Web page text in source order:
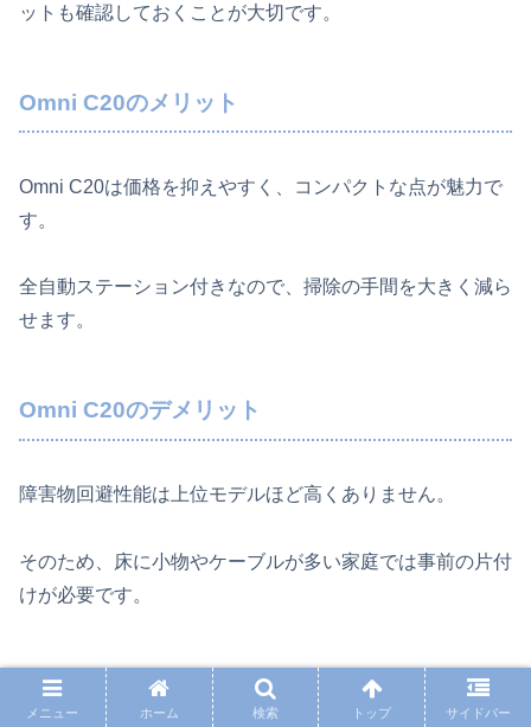
ットも確認しておくことが大切です。
Omni C20のメリット
Omni C20は価格を抑えやすく、コンパクトな点が魅力で
す。
全自動ステーション付きなので、掃除の手間を大きく減ら
せます。
Omni C20のデメリット
障害物回避性能は上位モデルほど高くありません。
そのため、床に小物やケーブルが多い家庭では事前の片付
けが必要です。
X10 Pro Omniのメリット
メニュー ホーム 検索 トップ サイドバー